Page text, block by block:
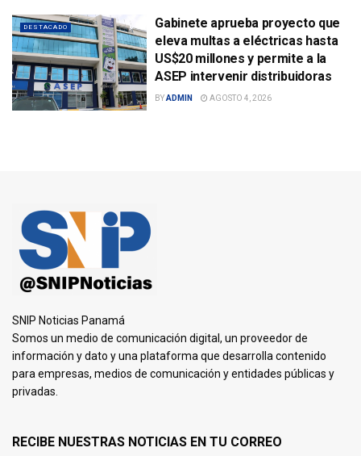
DESTACADO
Gabinete aprueba proyecto que
eleva multas a eléctricas hasta
US$20 millones y permite a la
ASEP intervenir distribuidoras
BYADMIN AGOSTO 4, 2026
SNIP Noticias Panamá
Somos un medio de comunicación digital, un proveedor de
información y dato y una plataforma que desarrolla contenido
para empresas, medios de comunicación y entidades públicas y
privadas.
RECIBE NUESTRAS NOTICIAS EN TU CORREO